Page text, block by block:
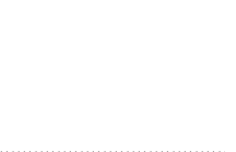
告書
ログラム「超成熟社会発展のサ